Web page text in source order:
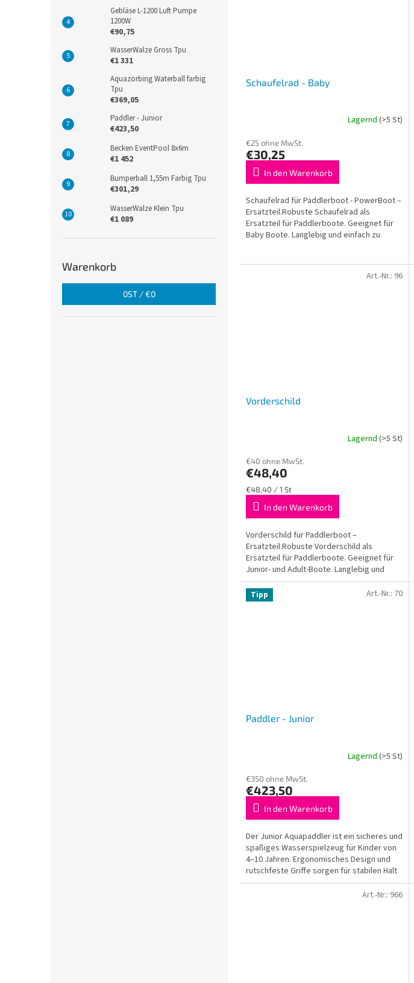
Gebläse L-1200 Luft Pumpe
1200W
€90,75
WasserWalze Gross Tpu
€1 331
Aquazorbing Waterball farbig
Tpu
€369,05
Paddler - Junior
€423,50
Becken EventPool 8x6m
€1 452
Bumperball 1,55m Farbig Tpu
€301,29
WasserWalze Klein Tpu
€1 089
Warenkorb
0ST /€0
Schaufelrad - Baby
Lagernd (>5 St)
€25 ohne MwSt.
€30,25
In den Warenkorb
Schaufelrad für Paddlerboot - PowerBoot –
Ersatzteil.Robuste Schaufelrad als
Ersatzteil für Paddlerboote. Geeignet für
Baby Boote. Langlebig und einfach zu
Vorderschild
Lagernd (>5 St)
€40 ohne MwSt.
€48,40
Verkaufspreis:
€48,40 / 1 St
In den Warenkorb
Vorderschild für Paddlerboot –
Ersatzteil.Robuste Vorderschild als
Ersatzteil für Paddlerboote. Geeignet für
Junior- und Adult-Boote. Langlebig und
einfach zu montieren.
Art.-Nr.: 96
Tipp
Paddler - Junior
Lagernd (>5 St)
€350 ohne MwSt.
€423,50
In den Warenkorb
Der Junior Aquapaddler ist ein sicheres und
spaßiges Wasserspielzeug für Kinder von
4–10 Jahren. Ergonomisches Design und
rutschfeste Griffe sorgen für stabilen Halt
und...
Art.-Nr.: 70
Art.-Nr.: 966